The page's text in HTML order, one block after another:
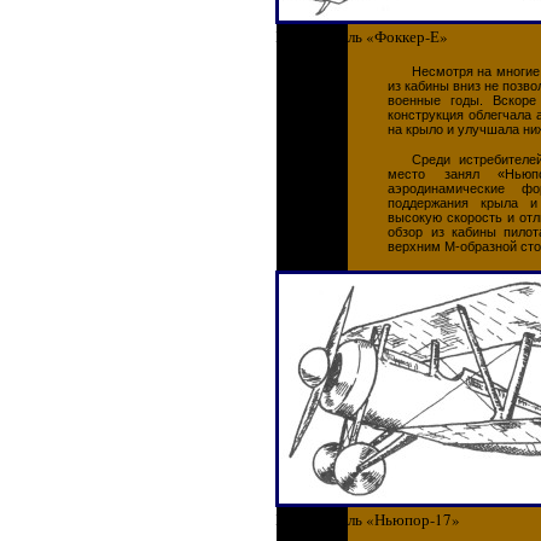
Истребитель «Фоккер-Е»
Несмотря на
из кабины вниз не
военные годы.
конструкция
на крыло и улучшала
Среди
место занял
аэродинамические
поддержания крыла
высокую скорость и
обзор из кабины
верхним М-образной
Истребитель «Ньюпор-17»